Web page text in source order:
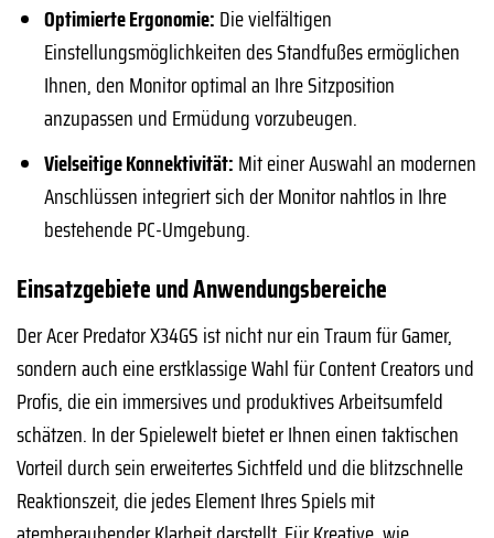
Optimierte Ergonomie: Die vielfältigen
Einstellungsmöglichkeiten des Standfußes ermöglichen
Ihnen, den Monitor optimal an Ihre Sitzposition
anzupassen und Ermüdung vorzubeugen.
Vielseitige Konnektivität: Mit einer Auswahl an modernen
Anschlüssen integriert sich der Monitor nahtlos in Ihre
bestehende PC-Umgebung.
Einsatzgebiete und Anwendungsbereiche
Der Acer Predator X34GS ist nicht nur ein Traum für Gamer,
sondern auch eine erstklassige Wahl für Content Creators und
Profis, die ein immersives und produktives Arbeitsumfeld
schätzen. In der Spielewelt bietet er Ihnen einen taktischen
Vorteil durch sein erweitertes Sichtfeld und die blitzschnelle
Reaktionszeit, die jedes Element Ihres Spiels mit